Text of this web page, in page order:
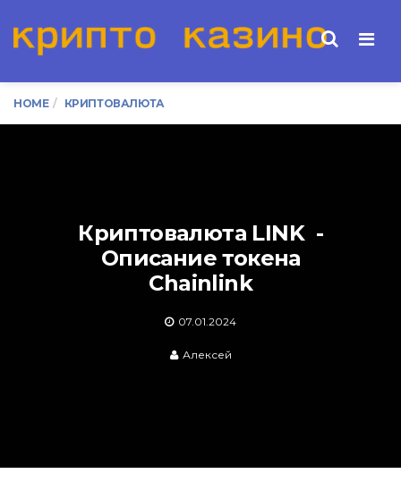
HOME КРИПТОВАЛЮТА
Криптовалюта LINK -
Описание токена
Chainlink
07.01.2024
Алексей